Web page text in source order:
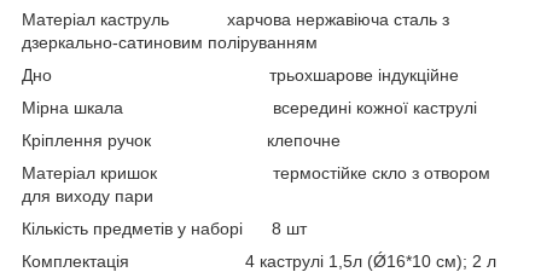
Матеріал каструль харчова нержавіюча сталь з
дзеркально-сатиновим поліруванням
Дно трьохшарове індукційне
Мірна шкала всередині кожної каструлі
Кріплення ручок клепочне
Матеріал кришок термостійке скло з отвором
для виходу пари
Кількість предметів у наборі 8 шт
Комплектація 4 каструлі 1,5л (Ǿ16*10 см); 2 л